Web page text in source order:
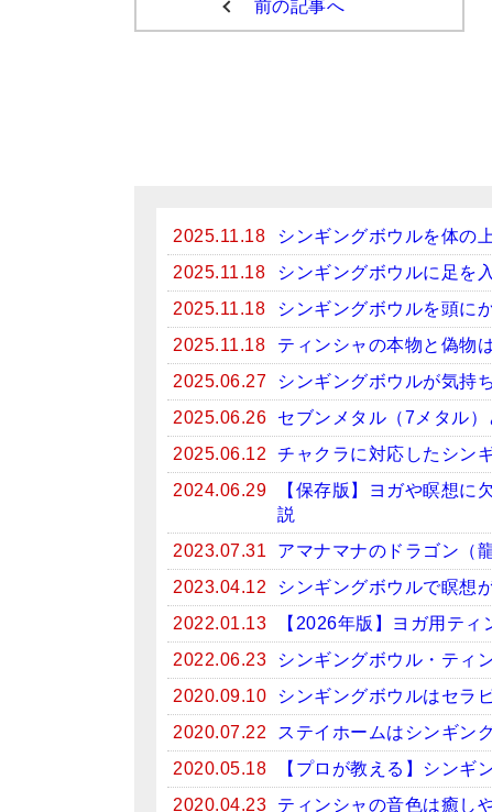
前の記事へ
2025.11.18
シンギングボウルを体の
2025.11.18
シンギングボウルに足を
2025.11.18
シンギングボウルを頭に
2025.11.18
ティンシャの本物と偽物
2025.06.27
シンギングボウルが気持
2025.06.26
セブンメタル（7メタル
2025.06.12
チャクラに対応したシン
2024.06.29
【保存版】ヨガや瞑想に
説
2023.07.31
アマナマナのドラゴン（
2023.04.12
シンギングボウルで瞑想
2022.01.13
【2026年版】ヨガ用ティ
2022.06.23
シンギングボウル・ティ
2020.09.10
シンギングボウルはセラ
2020.07.22
ステイホームはシンギン
2020.05.18
【プロが教える】シンギ
2020.04.23
ティンシャの音色は癒し